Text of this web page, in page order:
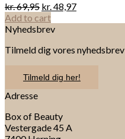
kr.69,95 kr.48,97
Add to cart
Nyhedsbrev
Tilmeld dig vores nyhedsbrev
Tilmeld dig her!
Adresse
Box of Beauty
Vestergade 45 A